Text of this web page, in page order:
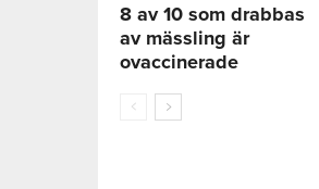
8 av 10 som drabbas
av mässling är
ovaccinerade